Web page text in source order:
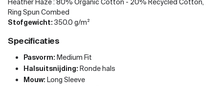
Heather Haze : 80% Organic Cotton - 20% Recycled Cotton,
Ring Spun Combed
Stofgewicht: 350.0 g/m²
Specificaties
Pasvorm: Medium Fit
Halsuitsnijding: Ronde hals
Mouw: Long Sleeve